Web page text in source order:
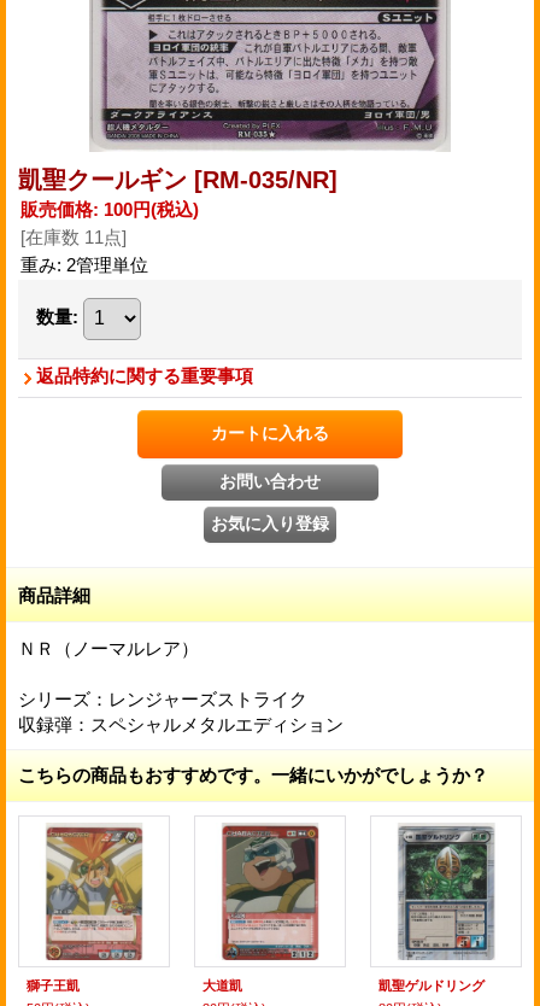
凱聖クールギン [RM-035/NR]
販売価格: 100円(税込)
[在庫数 11点]
重み: 2管理単位
数量:
返品特約に関する重要事項
商品詳細
ＮＲ（ノーマルレア）
シリーズ：レンジャーズストライク
収録弾：スペシャルメタルエディション
こちらの商品もおすすめです。一緒にいかがでしょうか？
獅子王凱
大道凱
凱聖ゲルドリング